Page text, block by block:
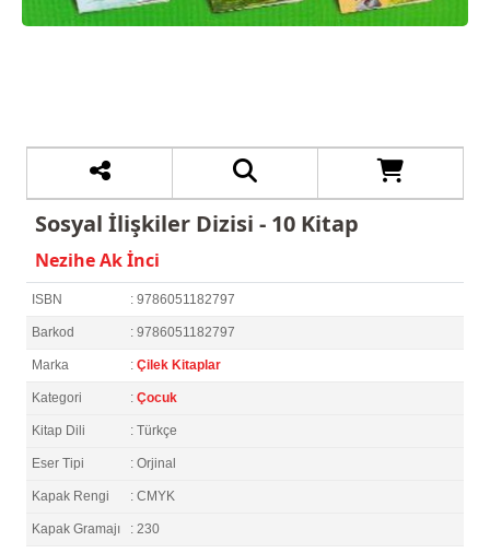
Sosyal İlişkiler Dizisi - 10 Kitap
Nezihe Ak İnci
ISBN : 9786051182797
Barkod : 9786051182797
Marka : Çilek Kitaplar
Kategori : Çocuk
Kitap Dili : Türkçe
Eser Tipi : Orjinal
Kapak Rengi : CMYK
Kapak Gramajı : 230